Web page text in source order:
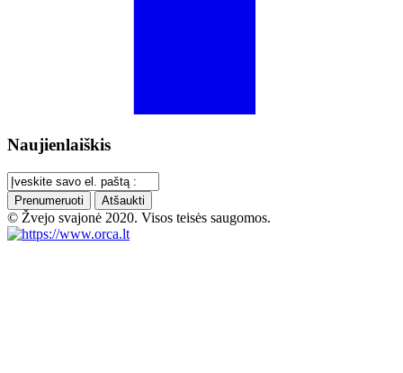
Naujienlaiškis
Prenumeruoti Atšaukti
© Žvejo svajonė 2020. Visos teisės saugomos.